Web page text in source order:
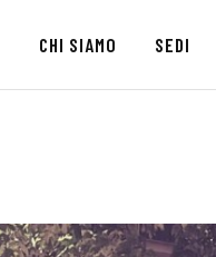
CHI SIAMO SEDI